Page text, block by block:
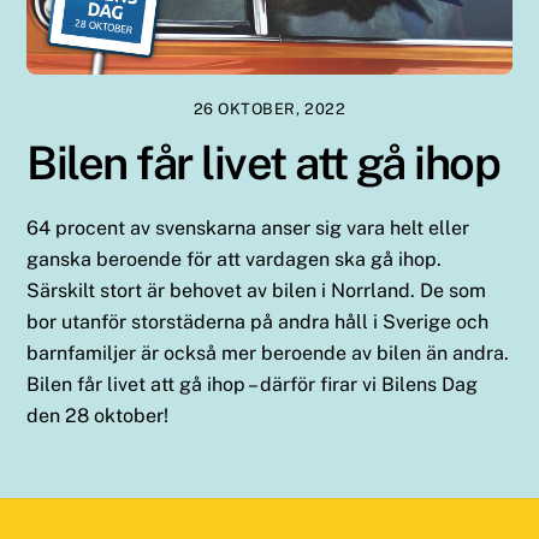
26 OKTOBER, 2022
Bilen får livet att gå ihop
64 procent av svenskarna anser sig vara helt eller
ganska beroende för att vardagen ska gå ihop.
Särskilt stort är behovet av bilen i Norrland. De som
bor utanför storstäderna på andra håll i Sverige och
barnfamiljer är också mer beroende av bilen än andra.
Bilen får livet att gå ihop – därför firar vi Bilens Dag
den 28 oktober!